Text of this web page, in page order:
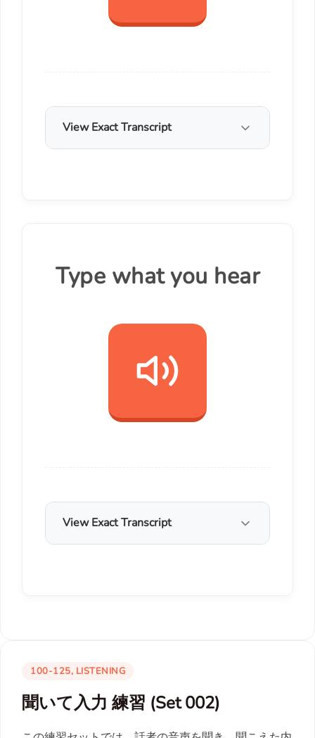
View Exact Transcript
Type what you hear
View Exact Transcript
100-125, LISTENING
聞いて入力 練習 (Set 002)